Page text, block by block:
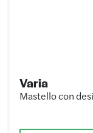
Varia
Mastello con